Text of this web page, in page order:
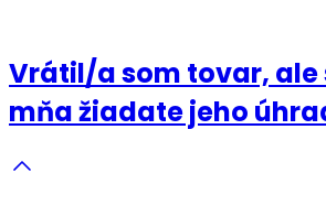
Vrátil/a som tovar, ale
mňa žiadate jeho